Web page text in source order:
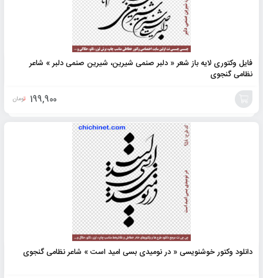
فایل وکتوری لایه باز شعر « دلبر صنمی شیرین، شیرین صنمی دلبر » شاعر
نظامی گنجوی
199,900 تومان
دانلود وکتور خوشنویسی « در نومیدی بسی امید است » شاعر نظامی گنجوی